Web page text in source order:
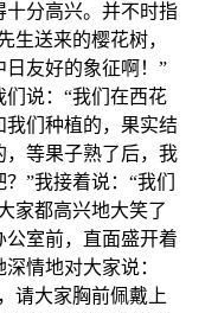
十分高兴。并不时指
生送来的樱花树，
友好的象征啊！”
说：“我们在西花
我们种植的，果实结
，等果子熟了后，我
”我接着说：“我们
家都高兴地大笑了
室前，直面盛开着
情地对大家说：
请大家胸前佩戴上